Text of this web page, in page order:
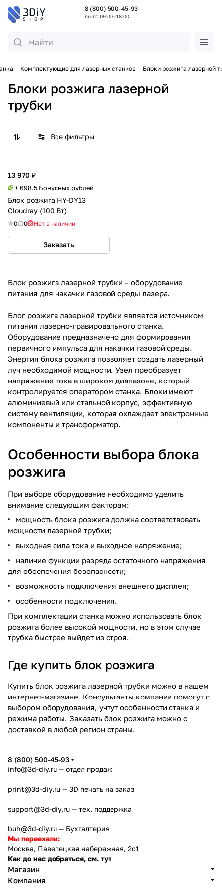
8 (800) 500-45-93
пн-пт 09:00—18:00
Комплектующие для лазерных станков Блоки розжига лазерной
Блоки розжига лазерной
трубки
Все фильтры
13 970 ₽
+ 698.5 Бонусных рублей
Блок розжига HY-DY13
Cloudray (100 Вт)
0 0 Нет в наличии
Заказать
Блок розжига лазерной трубки – оборудование
питания для накачки газовой среды лазера.
Блог розжига лазерной трубки является источником
питания лазерно-гравировального станка.
Оборудование предназначено для формирования
первичного импульса для накачки газовой среды.
Энергия блока розжига позволяет создать лазерный
луч необходимой мощности. Узел преобразует
напряжение тока в широком диапазоне, который
контролируется оператором станка. Блоки имеют
алюминиевый или стальной корпус, эффективную
систему вентиляции, которая охлаждает электронные
компоненты и трансформатор.
Особенности выбора блока
розжига
При выборе оборудование необходимо уделить
внимание следующим факторам:
мощность блока розжига должна соответствовать
мощности лазерной трубки;
выходная сила тока и выходное напряжение;
наличие функции разряда остаточного напряжения
для обеспечения безопасности;
возможность подключения внешнего дисплея;
особенности подключения.
При комплектации станка можно использовать блок
розжига более высокой мощности, но в этом случае
трубка быстрее выйдет из строя.
Где купить блок розжига
Купить блок розжига лазерной трубки можно в нашем
интернет-магазине. Консультанты компании помогут с
выбором оборудования, учтут особенности станка и
режима работы. Заказать блок розжига можно с
доставкой в любой регион страны.
8 (800) 500-45-93
info@3d-diy.ru — отдел продаж
print@3d-diy.ru — 3D печать на заказ
support@3d-diy.ru — тех. поддержка
buh@3d-diy.ru — Бухгалтерия
Мы переехали:
Москва, Павелецкая набережная, 2с1
Как до нас добраться, см. тут
Магазин
Компания